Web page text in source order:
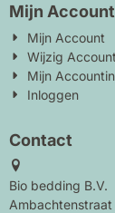
Mijn Account
Mijn Account
Wijzig Account
Mijn
Inloggen
Contact
Bio bedding B.V.
Ambachtenstraat